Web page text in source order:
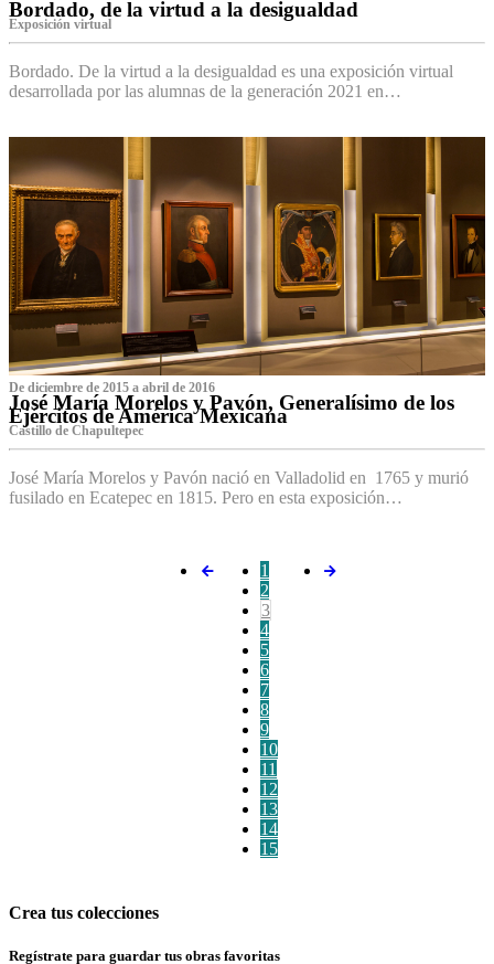
Bordado, de la virtud a la desigualdad
Exposición virtual‌
Bordado. De la virtud a la desigualdad es una exposición virtual
desarrollada por las alumnas de la generación 2021 en…
De diciembre de 2015 a abril de 2016
José María Morelos y Pavón, Generalísimo de los
Ejércitos de América Mexicana
C‌astillo de Chapultepec
José María Morelos y Pavón nació en Valladolid en 1765 y murió
fusilado en Ecatepec en 1815. Pero en esta exposición…
1
2
3
4
5
6
7
8
9
10
11
12
13
14
15
Crea tus colecciones
Regístrate para guardar tus obras favoritas